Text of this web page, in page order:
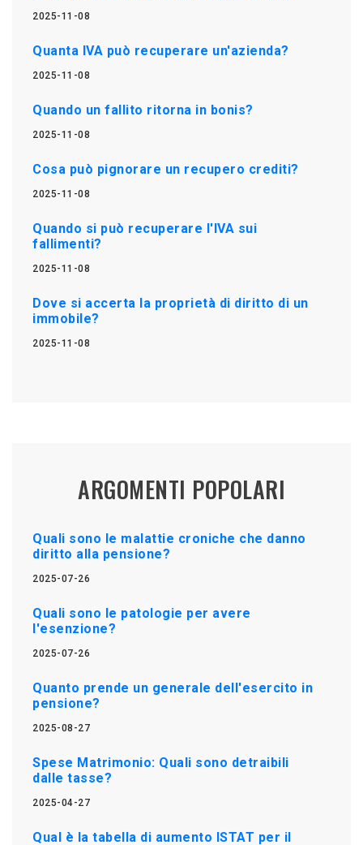
2025-11-08
Quanta IVA può recuperare un'azienda?
2025-11-08
Quando un fallito ritorna in bonis?
2025-11-08
Cosa può pignorare un recupero crediti?
2025-11-08
Quando si può recuperare l'IVA sui
fallimenti?
2025-11-08
Dove si accerta la proprietà di diritto di un
immobile?
2025-11-08
ARGOMENTI POPOLARI
Quali sono le malattie croniche che danno
diritto alla pensione?
2025-07-26
Quali sono le patologie per avere
l'esenzione?
2025-07-26
Quanto prende un generale dell'esercito in
pensione?
2025-08-27
Spese Matrimonio: Quali sono detraibili
dalle tasse?
2025-04-27
Qual è la tabella di aumento ISTAT per il